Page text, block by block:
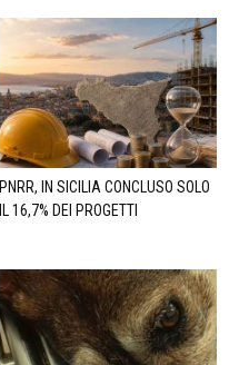
PNRR, IN SICILIA CONCLUSO SOLO
IL 16,7% DEI PROGETTI